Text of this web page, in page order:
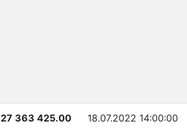
27 363 425.00 18.07.2022 14:00:00